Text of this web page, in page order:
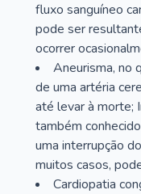
fluxo sanguíneo
pode ser
ocorrer
Aneurisma, no
de uma artéria
até levar à morte;
também
uma interrupção
muitos casos,
Cardiopatia